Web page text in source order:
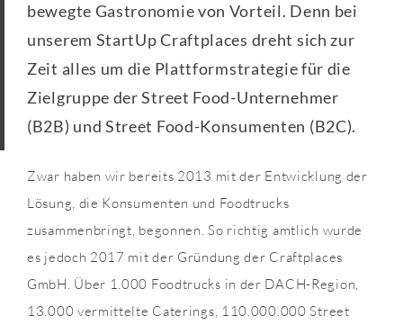
bewegte Gastronomie von Vorteil. Denn bei
unserem StartUp Craftplaces dreht sich zur
Zeit alles um die Plattformstrategie für die
Zielgruppe der Street Food-Unternehmer
(B2B) und Street Food-Konsumenten (B2C).
Zwar haben wir bereits 2013 mit der Entwicklung der
Lösung, die Konsumenten und Foodtrucks
zusammenbringt, begonnen. So richtig amtlich wurde
es jedoch 2017 mit der Gründung der Craftplaces
GmbH. Über 1.000 Foodtrucks in der DACH-Region,
13.000 vermittelte Caterings, 110.000.000 Street